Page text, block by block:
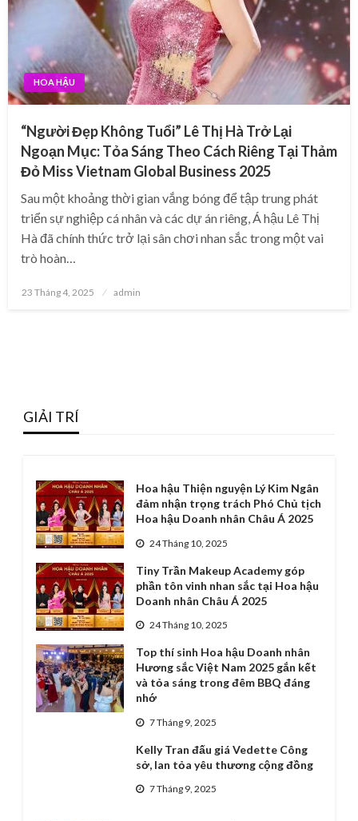
HOA HẬU
“Người Đẹp Không Tuổi” Lê Thị Hà Trở Lại
Ngoạn Mục: Tỏa Sáng Theo Cách Riêng Tại Thảm
Đỏ Miss Vietnam Global Business 2025
Sau một khoảng thời gian vắng bóng để tập trung phát
triển sự nghiệp cá nhân và các dự án riêng, Á hậu Lê Thị
Hà đã chính thức trở lại sân chơi nhan sắc trong một vai
trò hoàn…
Posted
23 Tháng 4, 2025 admin
GIẢI TRÍ
Hoa hậu Thiện nguyện Lý Kim Ngân
đảm nhận trọng trách Phó Chủ tịch
Hoa hậu Doanh nhân Châu Á 2025
24 Tháng 10, 2025
Tiny Trần Makeup Academy góp
phần tôn vinh nhan sắc tại Hoa hậu
Doanh nhân Châu Á 2025
24 Tháng 10, 2025
Top thí sinh Hoa hậu Doanh nhân
Hương sắc Việt Nam 2025 gắn kết
và tỏa sáng trong đêm BBQ đáng
nhớ
7 Tháng 9, 2025
Kelly Tran đấu giá Vedette Công
sở, lan tỏa yêu thương cộng đồng
7 Tháng 9, 2025